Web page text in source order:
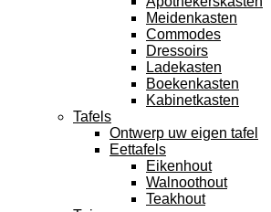
Meidenkasten
Commodes
Dressoirs
Ladekasten
Boekenkasten
Kabinetkasten
Tafels
Ontwerp uw eigen tafel
Eettafels
Eikenhout
Walnoothout
Teakhout